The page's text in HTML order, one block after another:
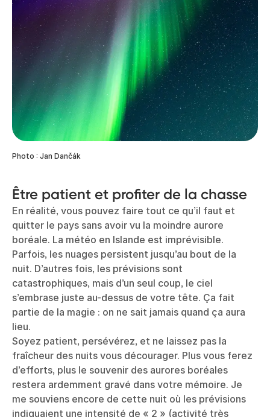
Photo : Jan Dančák
Être patient et profiter de la chasse
En réalité, vous pouvez faire tout ce qu’il faut et
quitter le pays sans avoir vu la moindre aurore
boréale. La météo en Islande est imprévisible.
Parfois, les nuages persistent jusqu’au bout de la
nuit. D’autres fois, les prévisions sont
catastrophiques, mais d’un seul coup, le ciel
s’embrase juste au-dessus de votre tête. Ça fait
partie de la magie : on ne sait jamais quand ça aura
lieu.
Soyez patient, persévérez, et ne laissez pas la
fraîcheur des nuits vous décourager. Plus vous ferez
d’efforts, plus le souvenir des aurores boréales
restera ardemment gravé dans votre mémoire. Je
me souviens encore de cette nuit où les prévisions
indiquaient une intensité de « 2 » (activité très